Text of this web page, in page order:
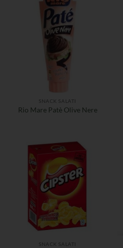
SNACK SALATI
Rio Mare Patè Olive Nere
SNACK SALATI